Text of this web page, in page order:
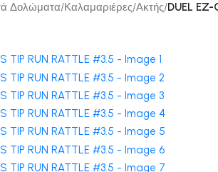
Δολώματα/Καλαμαριέρες/Ακτής/DUEL EZ-